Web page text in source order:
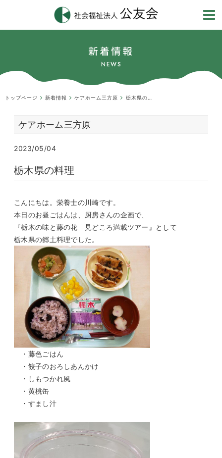
新着情報
NEWS
トップページ 新着情報 ケアホーム三方原
ケアホーム三方原
2023/05/04
栃木県の料理
こんにちは。栄養士の川崎です。
本日のお昼ごはんは、厨房さんの企画で、
『栃木の味と藤の花 見どころ満載ツアー』として
栃木県の郷土料理でした。
・藤色ごはん
・餃子のおろしあんかけ
・しもつかれ風
・黄桃缶
・すまし汁